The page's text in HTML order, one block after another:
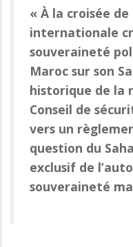
« À la croisée
internationale
souveraineté
Maroc sur son
historique de la
Conseil de
vers un
question du
exclusif de
souveraineté